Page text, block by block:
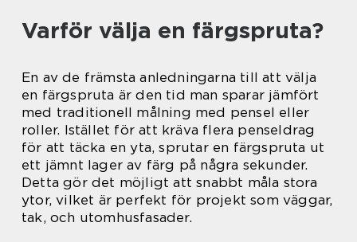
Varför välja en färgspruta?
En av de främsta anledningarna till att välja
en färgspruta är den tid man sparar jämfört
med traditionell målning med pensel eller
roller. Istället för att kräva flera penseldrag
för att täcka en yta, sprutar en färgspruta ut
ett jämnt lager av färg på några sekunder.
Detta gör det möjligt att snabbt måla stora
ytor, vilket är perfekt för projekt som väggar,
tak, och utomhusfasader.